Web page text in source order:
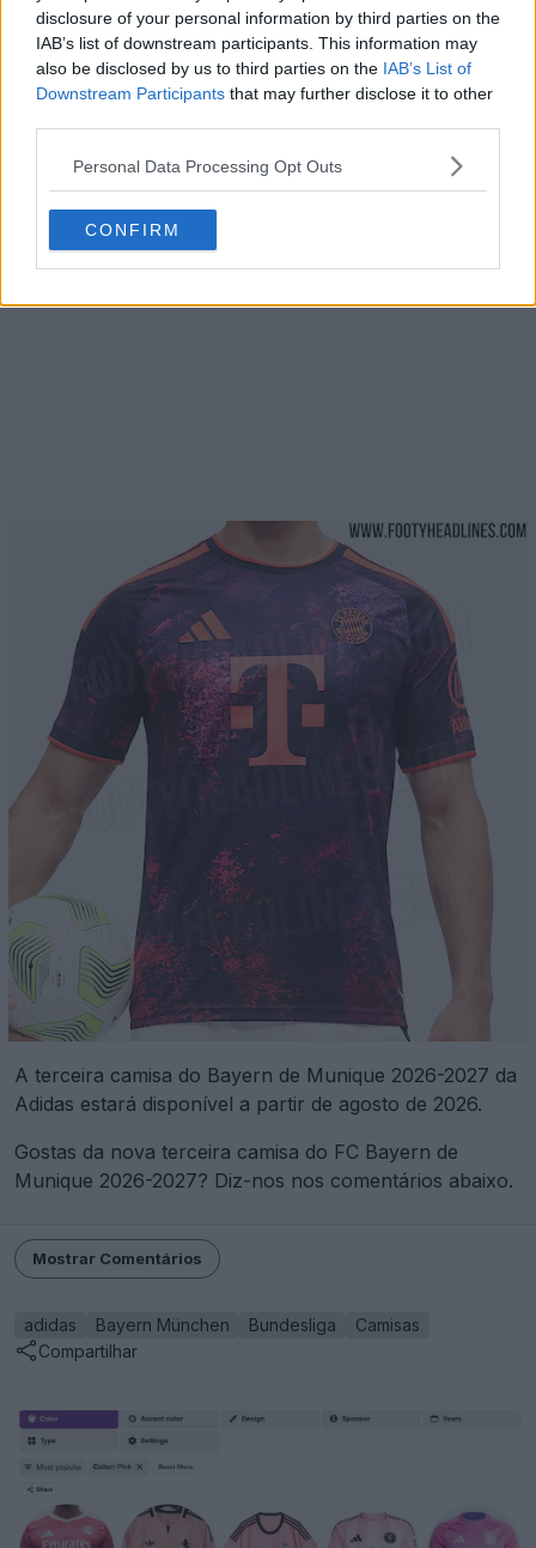
disclosure of your personal information by third parties on the
IAB’s list of downstream participants. This information may
also be disclosed by us to third parties on the IAB’s List of
Downstream Participants that may further disclose it to other
Personal Data Processing Opt Outs
CONFIRM
A terceira camisa do Bayern de Munique 2026-2027 da
Adidas estará disponível a partir de agosto de 2026.
Gostas da nova terceira camisa do FC Bayern de
Munique 2026-2027? Diz-nos nos comentários abaixo.
Mostrar Comentários
adidas Bayern München Bundesliga
Camisas
Compartilhar